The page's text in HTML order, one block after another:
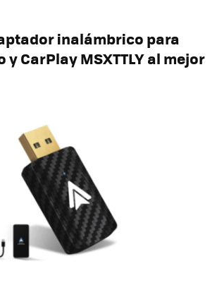
inalámbrico para
CarPlay MSXTTLY al mejor